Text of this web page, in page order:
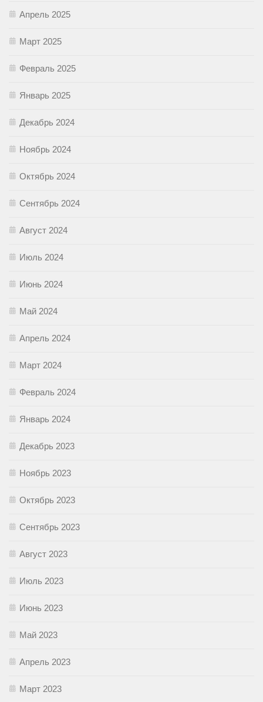
Апрель 2025
Март 2025
Февраль 2025
Январь 2025
Декабрь 2024
Ноябрь 2024
Октябрь 2024
Сентябрь 2024
Август 2024
Июль 2024
Июнь 2024
Май 2024
Апрель 2024
Март 2024
Февраль 2024
Январь 2024
Декабрь 2023
Ноябрь 2023
Октябрь 2023
Сентябрь 2023
Август 2023
Июль 2023
Июнь 2023
Май 2023
Апрель 2023
Март 2023